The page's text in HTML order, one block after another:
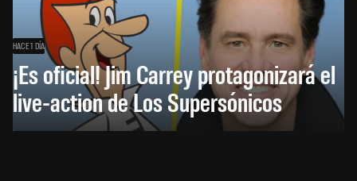
HACE 1 DÍA
¡Es oficial! Jim Carrey protagonizará el
live-action de Los Supersónicos